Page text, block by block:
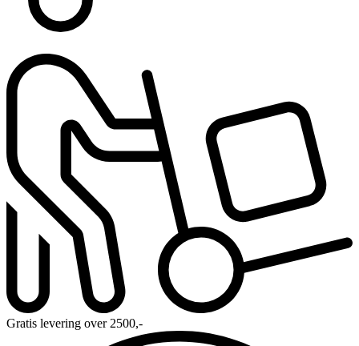
Gratis levering over 2500,-